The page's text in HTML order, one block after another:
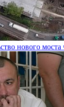
нового моста